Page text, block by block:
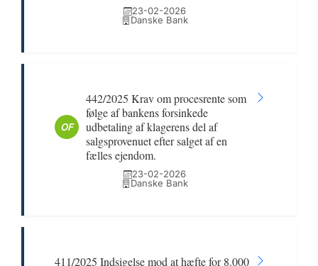
23-02-2026
Danske Bank
OF
442/2025 Krav om procesrente som
følge af bankens forsinkede
udbetaling af klagerens del af
salgsprovenuet efter salget af en
fælles ejendom.
23-02-2026
Danske Bank
411/2025 Indsigelse mod at hæfte for 8.000